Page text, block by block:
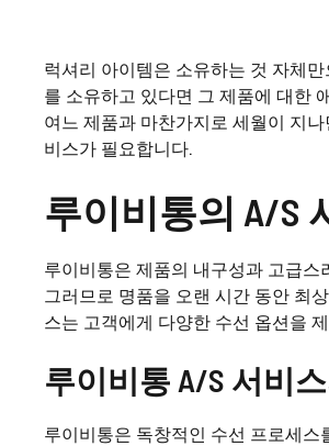
럭셔리 아이템은 소유하는 것 자체
를 소유하고 있다면 그 제품에 대한
여느 제품과 마찬가지로 세월이 지
비스가 필요합니다.
루이비통의 A/S
루이비통은 제품의 내구성과 고급
그러므로 명품을 오랜 시간 동안 최
스는 고객에게 다양한 수선 옵션을
루이비통 A/S 서비
루이비통은 독창적인 수선 프로세